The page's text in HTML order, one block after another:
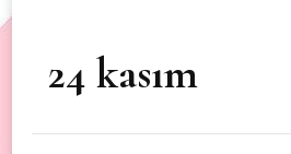
24 kasım